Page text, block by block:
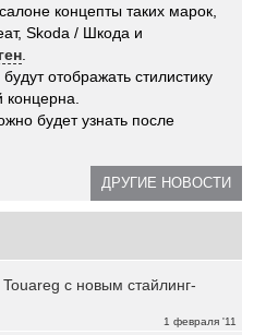
концепты таких марок,
Skoda / Шкода и
отображать стилистику
будет узнать после
ДРУГИЕ НОВОСТИ
1 февраля '11
с новым стайлинг-